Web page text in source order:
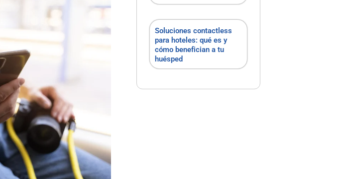
Soluciones contactless
para hoteles: qué es y
cómo benefician a tu
huésped